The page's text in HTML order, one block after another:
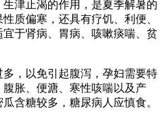
津止渴的作用，是夏季解暑的
质偏寒，还具有疗饥、利便、
于肾病、胃病、咳嗽痰喘、贫
，以免引起腹泻，孕妇需要特
胀、便溏、寒性咳喘以及产
含糖较多，糖尿病人应慎食。